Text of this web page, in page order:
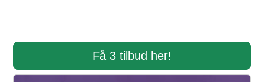
Få 3 tilbud her!